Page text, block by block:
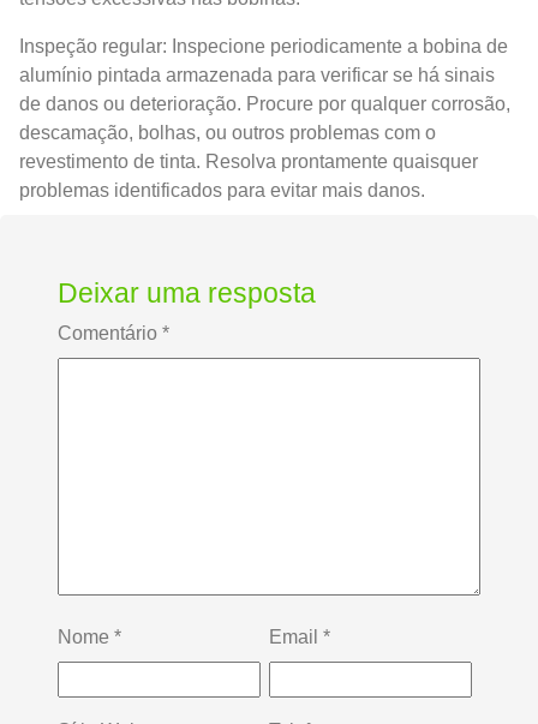
Inspeção regular: Inspecione periodicamente a bobina de
alumínio pintada armazenada para verificar se há sinais
de danos ou deterioração. Procure por qualquer corrosão,
descamação, bolhas, ou outros problemas com o
revestimento de tinta. Resolva prontamente quaisquer
problemas identificados para evitar mais danos.
Deixar uma resposta
Comentário *
Nome * Email *